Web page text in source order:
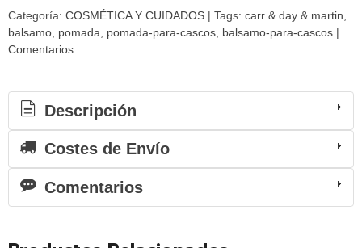
Categoría: COSMÉTICA Y CUIDADOS | Tags: carr & day & martin
balsamo pomada pomada-para-cascos balsamo-para-cascos |
Comentarios
Descripción
Costes de Envío
Comentarios